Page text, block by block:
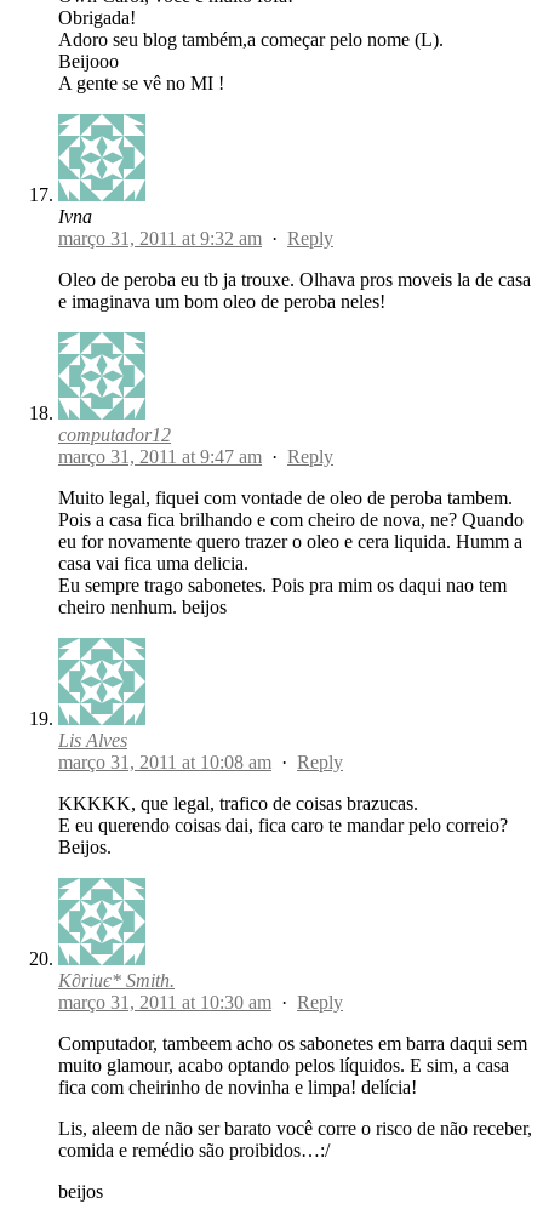
Obrigada!
Adoro seu blog também,a começar pelo nome (L).
Beijooo
A gente se vê no MI !
Ivna
março 31, 2011 at 9:32 am · Reply
Oleo de peroba eu tb ja trouxe. Olhava pros moveis la de casa
e imaginava um bom oleo de peroba neles!
computador12
março 31, 2011 at 9:47 am · Reply
Muito legal, fiquei com vontade de oleo de peroba tambem.
Pois a casa fica brilhando e com cheiro de nova, ne? Quando
eu for novamente quero trazer o oleo e cera liquida. Humm a
casa vai fica uma delicia.
Eu sempre trago sabonetes. Pois pra mim os daqui nao tem
cheiro nenhum. beijos
Lis Alves
março 31, 2011 at 10:08 am · Reply
KKKKK, que legal, trafico de coisas brazucas.
E eu querendo coisas dai, fica caro te mandar pelo correio?
Beijos.
K∂riиє* Smith.
março 31, 2011 at 10:30 am · Reply
Computador, tambeem acho os sabonetes em barra daqui sem
muito glamour, acabo optando pelos líquidos. E sim, a casa
fica com cheirinho de novinha e limpa! delícia!
Lis, aleem de não ser barato você corre o risco de não receber,
comida e remédio são proibidos…:/
beijos